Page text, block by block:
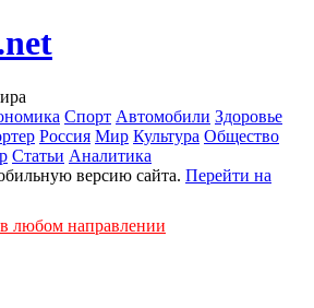
Спорт Автомобили Здоровье
Россия Мир Культура Общество
Статьи Аналитика
версию сайта. Перейти на
любом направлении